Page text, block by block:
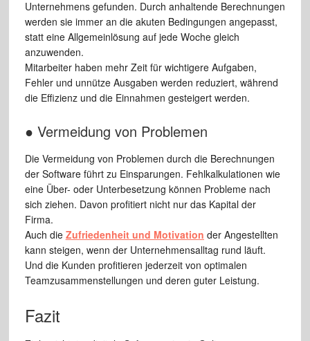
Unternehmens gefunden. Durch anhaltende Berechnungen
werden sie immer an die akuten Bedingungen angepasst,
statt eine Allgemeinlösung auf jede Woche gleich
anzuwenden.
Mitarbeiter haben mehr Zeit für wichtigere Aufgaben,
Fehler und unnütze Ausgaben werden reduziert, während
die Effizienz und die Einnahmen gesteigert werden.
● Vermeidung von Problemen
Die Vermeidung von Problemen durch die Berechnungen
der Software führt zu Einsparungen. Fehlkalkulationen wie
eine Über- oder Unterbesetzung können Probleme nach
sich ziehen. Davon profitiert nicht nur das Kapital der
Firma.
Auch die Zufriedenheit und Motivation der Angestellten
kann steigen, wenn der Unternehmensalltag rund läuft.
Und die Kunden profitieren jederzeit von optimalen
Teamzusammenstellungen und deren guter Leistung.
Fazit